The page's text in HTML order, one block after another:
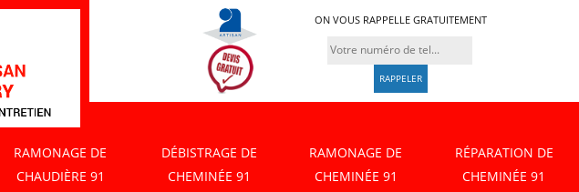
ON VOUS RAPPELLE GRATUITEMENT
RAMONAGE DE
CHAUDIÈRE 91
DÉBISTRAGE DE
CHEMINÉE 91
RAMONAGE DE
CHEMINÉE 91
RÉPARATION DE
CHEMINÉE 91